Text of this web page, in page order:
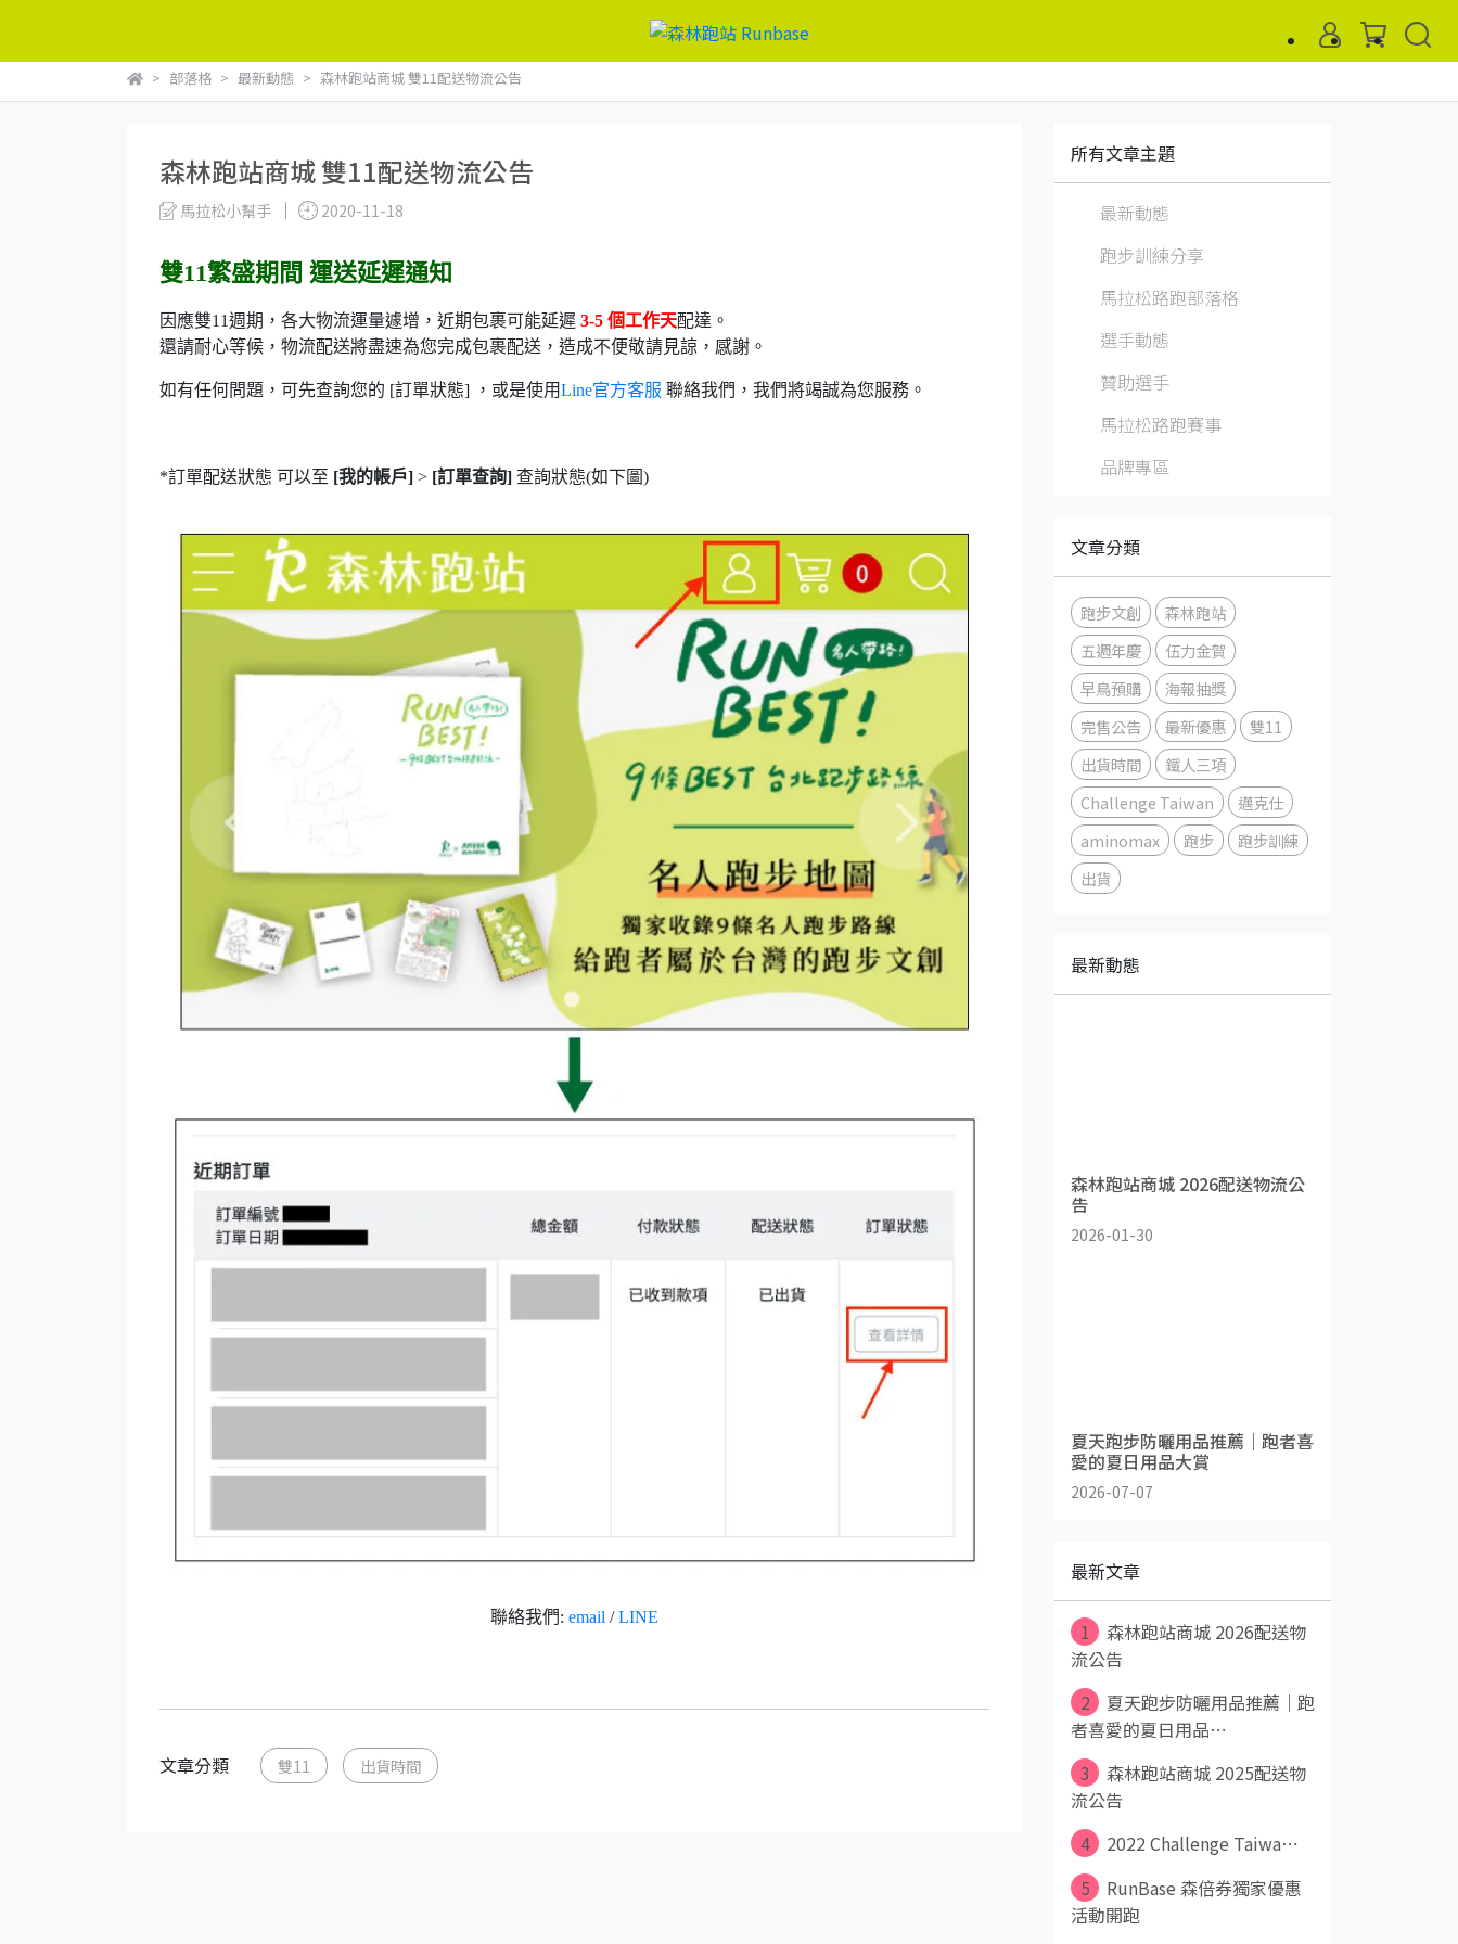
部落格 最新動態 森林跑站商城 雙11配送物流公告
森林跑站商城 雙11配送物流公告
馬拉松小幫手 2020-11-18
雙11繁盛期間 運送延遲通知
因應雙11週期，各大物流運量遽增，近期包裹可能延遲 3-5 個工作天配達。
還請耐心等候，物流配送將盡速為您完成包裹配送，造成不便敬請見諒，感謝。
如有任何問題，可先查詢您的 [訂單狀態] ，或是使用Line官方客服 聯絡我們，我們將竭誠為您服務。
*訂單配送狀態 可以至 [我的帳戶] > [訂單查詢] 查詢狀態(如下圖)
聯絡我們: email /LINE
文章分類 雙11 出貨時間
所有文章主題
最新動態
跑步訓練分享
馬拉松路跑部落格
選手動態
贊助選手
馬拉松路跑賽事
品牌專區
文章分類
跑步文創
森林跑站
五週年慶
伍力金賀
早鳥預購
海報抽獎
完售公告
最新優惠
雙11
出貨時間
鐵人三項
Challenge Taiwan
邁克仕
aminomax
跑步
跑步訓練
出貨
最新動態
森林跑站商城 2026配送物流公
告
2026-01-30
夏天跑步防曬用品推薦｜跑者喜
愛的夏日用品大賞
2026-07-07
最新文章
1
森林跑站商城 2026配送物
流公告
2
夏天跑步防曬用品推薦｜跑
者喜愛的夏日用品⋯
3
森林跑站商城 2025配送物
流公告
4
2022 Challenge Taiwa⋯
5
RunBase 森倍券獨家優惠
活動開跑